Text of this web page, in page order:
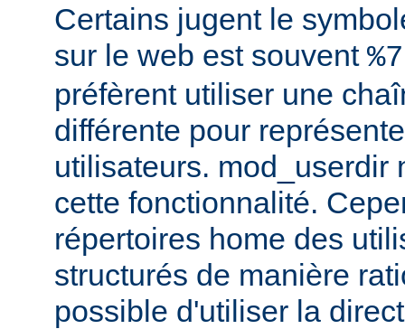
Certains jugent le
sur le web est souvent
préfèrent utiliser une
différente pour
utilisateurs. mod_userdir
cette fonctionnalité.
répertoires home des
structurés de manière
possible d'utiliser la